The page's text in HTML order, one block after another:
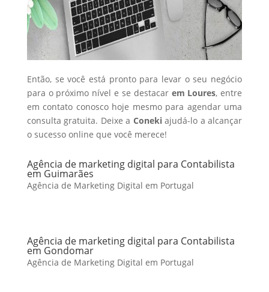
Então, se você está pronto para levar o seu negócio
para o próximo nível e se destacar em Loures, entre
em contato conosco hoje mesmo para agendar uma
consulta gratuita. Deixe a Conekiajudá-lo a alcançar
o sucesso online que você merece!
Agência de marketing digital para Contabilista
em Guimarães
Agência de Marketing Digital em Portugal
Agência de marketing digital para Contabilista
em Gondomar
Agência de Marketing Digital em Portugal